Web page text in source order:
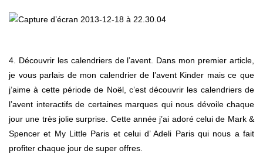
4. Découvrir les calendriers de l’avent. Dans mon premier article,
je vous parlais de mon calendrier de l’avent Kinder mais ce que
j’aime à cette période de Noël, c’est découvrir les calendriers de
l’avent interactifs de certaines marques qui nous dévoile chaque
jour une très jolie surprise. Cette année j’ai adoré celui de Mark &
Spencer et My Little Paris et celui d’ Adeli Paris qui nous a fait
profiter chaque jour de super offres.